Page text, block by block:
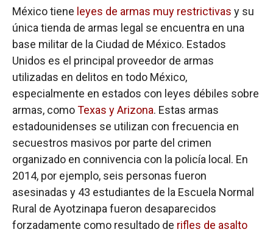
México tiene leyes de armas muy restrictivas y su
única tienda de armas legal se encuentra en una
base militar de la Ciudad de México. Estados
Unidos es el principal proveedor de armas
utilizadas en delitos en todo México,
especialmente en estados con leyes débiles sobre
armas, comoTexas y Arizona. Estas armas
estadounidenses se utilizan con frecuencia en
secuestros masivos por parte del crimen
organizado en connivencia con la policía local. En
2014, por ejemplo, seis personas fueron
asesinadas y 43 estudiantes de la Escuela Normal
Rural de Ayotzinapa fueron desaparecidos
forzadamente como resultado de rifles de asalto